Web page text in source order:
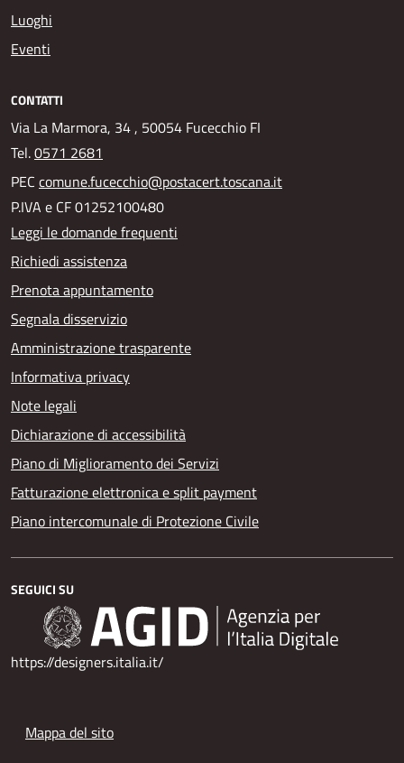
Luoghi
Eventi
CONTATTI
Via La Marmora, 34 , 50054 Fucecchio FI
Tel.0571 2681
PEC comune.fucecchio@postacert.toscana.it
P.IVA e CF 01252100480
Leggi le domande frequenti
Richiedi assistenza
Prenota appuntamento
Segnala disservizio
Amministrazione trasparente
Informativa privacy
Note legali
Dichiarazione di accessibilità
Piano di Miglioramento dei Servizi
Fatturazione elettronica e split payment
Piano intercomunale di Protezione Civile
SEGUICI SU
https://designers.italia.it/
Mappa del sito